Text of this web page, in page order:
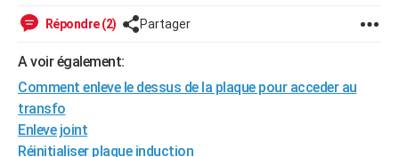
Forum
Aménagement intérieur
Extérieur
Cuisine
Salle de bains
Jardinage
Rangement
WEEK-END
Guides de France
Escapades
Patrimoine
Expositions
Musées
Week-end nature
+LIFESTYLE
Art de vivre
Bien-être
Loisirs
Mode
Modes de vie
SANTE
Alimentation
Guide de la santé
Maladies
Médicaments
Sommeil
VOYAGE
Répondre (2) Partager
A voir également:
Comment enleve le dessus de la plaque pour acceder au
transfo
Enleve joint
Réinitialiser plaque induction